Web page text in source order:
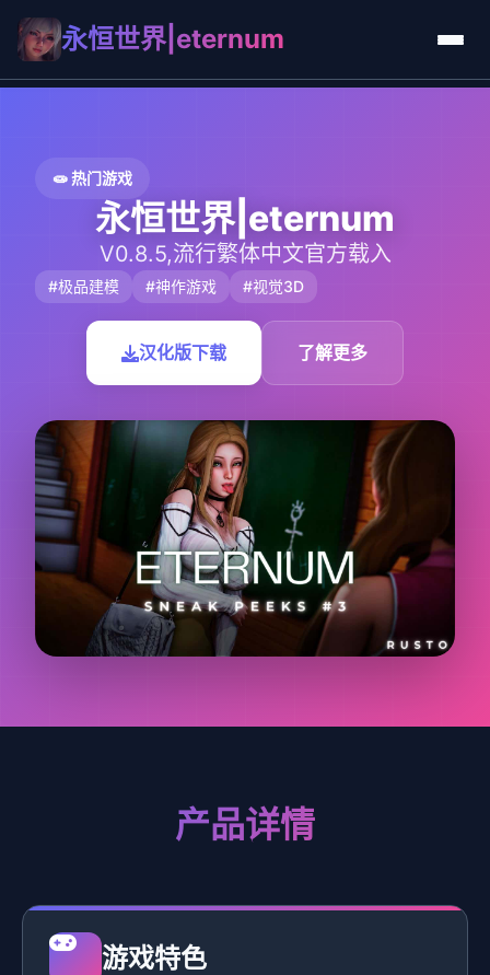
永恒世界|eternum
🧫 热门游戏
永恒世界|eternum
V0.8.5,流行繁体中文官方载入
#极品建模 #神作游戏 #视觉3D
汉化版下载 了解更多
产品详情
游戏特色